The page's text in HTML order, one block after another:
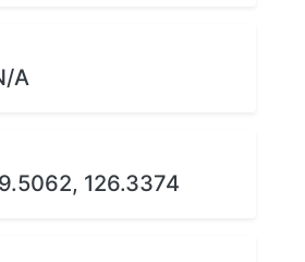
A
126.3374